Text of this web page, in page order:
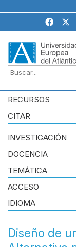
RECURSOS
CITAR
Diseño de
INVESTIGACIÓN
DOCENCIA
TEMÁTICA
ACCESO
IDIOMA